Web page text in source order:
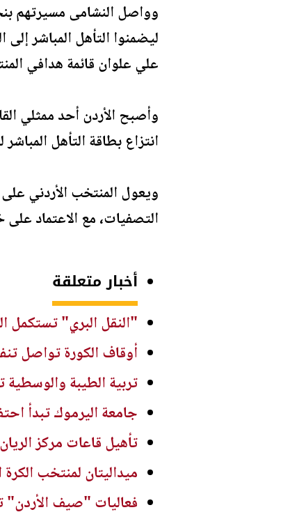
وواصل النشامى مسيرتهم
ليضمنوا التأهل المباشر
علي علوان قائمة هدافي
انتزاع بطاقة التأهل
ويعول المنتخب الأردني
التصفيات، مع الاعتماد على
أخبار متعلقة
"النقل البري" تستكمل
أوقاف الكورة تواصل
تربية الطيبة والوسطية
جامعة اليرموك تبدأ
تأهيل قاعات مركز
ميداليتان لمنتخب
فعاليات "صيف الأردن"